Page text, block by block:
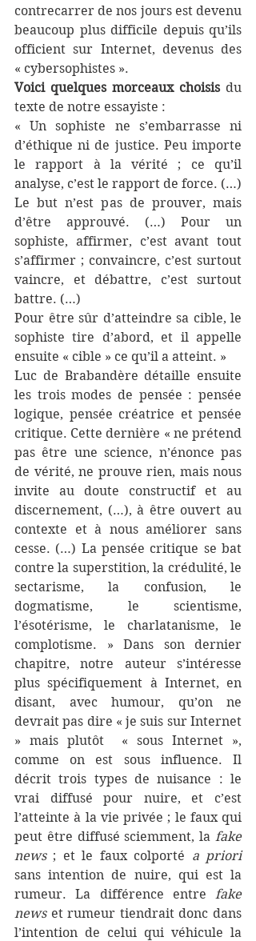
contrecarrer de nos jours est devenu
beaucoup plus difficile depuis qu’ils
officient sur Internet, devenus des
« cybersophistes ».
Voici quelques morceaux choisis du
texte de notre essayiste :
« Un sophiste ne s’embarrasse ni
d’éthique ni de justice. Peu importe
le rapport à la vérité ; ce qu’il
analyse, c’est le rapport de force. (…)
Le but n’est pas de prouver, mais
d’être approuvé. (…) Pour un
sophiste, affirmer, c’est avant tout
s’affirmer ; convaincre, c’est surtout
vaincre, et débattre, c’est surtout
battre. (…)
Pour être sûr d’atteindre sa cible, le
sophiste tire d’abord, et il appelle
ensuite « cible » ce qu’il a atteint. »
Luc de Brabandère détaille ensuite
les trois modes de pensée : pensée
logique, pensée créatrice et pensée
critique. Cette dernière « ne prétend
pas être une science, n’énonce pas
de vérité, ne prouve rien, mais nous
invite au doute constructif et au
discernement, (…), à être ouvert au
contexte et à nous améliorer sans
cesse. (…) La pensée critique se bat
contre la superstition, la crédulité, le
sectarisme, la confusion, le
dogmatisme, le scientisme,
l’ésotérisme, le charlatanisme, le
complotisme. » Dans son dernier
chapitre, notre auteur s’intéresse
plus spécifiquement à Internet, en
disant, avec humour, qu’on ne
devrait pas dire « je suis sur Internet
» mais plutôt  « sous Internet »,
comme on est sous influence. Il
décrit trois types de nuisance : le
vrai diffusé pour nuire, et c’est
l’atteinte à la vie privée ; le faux qui
peut être diffusé sciemment, la fake
news ; et le faux colporté
a priori
sans intention de nuire, qui est la
rumeur. La différence entre fake
news et rumeur tiendrait donc dans
l’intention de celui qui véhicule la